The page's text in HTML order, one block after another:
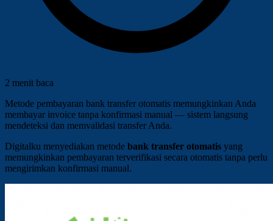
2 menit baca
Metode pembayaran bank transfer otomatis memungkinkan Anda
membayar invoice tanpa konfirmasi manual — sistem langsung
mendeteksi dan memvalidasi transfer Anda.
Digitalku menyediakan metode bank transfer otomatis yang
memungkinkan pembayaran terverifikasi secara otomatis tanpa perlu
mengirimkan konfirmasi manual.